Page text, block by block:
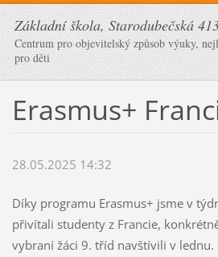
Základní škola, Starodubečská
Centrum pro objevitelský způsob výuky,
pro děti
Erasmus+
28.05.2025 14:32
Díky programu Erasmus+ jsme v
přivítali studenty z Francie,
vybraní žáci 9. tříd navštívili v lednu.